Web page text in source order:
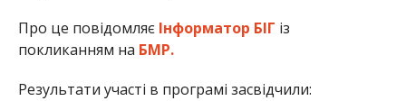
Про це повідомляє Інформатор БІГ із
покликанням на БМР.
Результати участі в програмі засвідчили: